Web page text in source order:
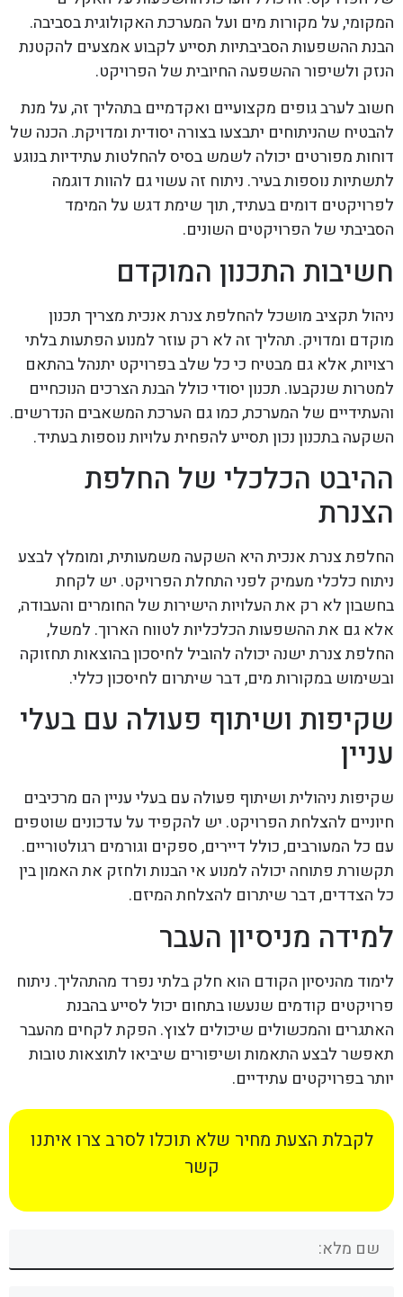
המקומי, על מקורות מים ועל המערכת האקולוגית בסביבה.
הבנת ההשפעות הסביבתיות תסייע לקבוע אמצעים להקטנת
הנזק ולשיפור ההשפעה החיובית של הפרויקט.
חשוב לערב גופים מקצועיים ואקדמיים בתהליך זה, על מנת
להבטיח שהניתוחים יתבצעו בצורה יסודית ומדויקת. הכנה של
דוחות מפורטים יכולה לשמש בסיס להחלטות עתידיות בנוגע
לתשתיות נוספות בעיר. ניתוח זה עשוי גם להוות דוגמה
לפרויקטים דומים בעתיד, תוך שימת דגש על המימד
הסביבתי של הפרויקטים השונים.
חשיבות התכנון המוקדם
ניהול תקציב מושכל להחלפת צנרת אנכית מצריך תכנון
מוקדם ומדויק. תהליך זה לא רק עוזר למנוע הפתעות בלתי
רצויות, אלא גם מבטיח כי כל שלב בפרויקט יתנהל בהתאם
למטרות שנקבעו. תכנון יסודי כולל הבנת הצרכים הנוכחיים
והעתידיים של המערכת, כמו גם הערכת המשאבים הנדרשים.
השקעה בתכנון נכון תסייע להפחית עלויות נוספות בעתיד.
ההיבט הכלכלי של החלפת
הצנרת
החלפת צנרת אנכית היא השקעה משמעותית, ומומלץ לבצע
ניתוח כלכלי מעמיק לפני התחלת הפרויקט. יש לקחת
בחשבון לא רק את העלויות הישירות של החומרים והעבודה,
אלא גם את ההשפעות הכלכליות לטווח הארוך. למשל,
החלפת צנרת ישנה יכולה להוביל לחיסכון בהוצאות תחזוקה
ובשימוש במקורות מים, דבר שיתרום לחיסכון כללי.
שקיפות ושיתוף פעולה עם בעלי
עניין
שקיפות ניהולית ושיתוף פעולה עם בעלי עניין הם מרכיבים
חיוניים להצלחת הפרויקט. יש להקפיד על עדכונים שוטפים
עם כל המעורבים, כולל דיירים, ספקים וגורמים רגולטוריים.
תקשורת פתוחה יכולה למנוע אי הבנות ולחזק את האמון בין
כל הצדדים, דבר שיתרום להצלחת המיזם.
למידה מניסיון העבר
לימוד מהניסיון הקודם הוא חלק בלתי נפרד מהתהליך. ניתוח
פרויקטים קודמים שנעשו בתחום יכול לסייע בהבנת
האתגרים והמכשולים שיכולים לצוץ. הפקת לקחים מהעבר
תאפשר לבצע התאמות ושיפורים שיביאו לתוצאות טובות
יותר בפרויקטים עתידיים.
לקבלת הצעת מחיר שלא תוכלו לסרב צרו איתנו
קשר